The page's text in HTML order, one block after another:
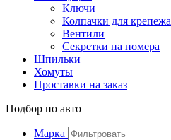
Ключи
Колпачки для крепежа
Вентили
Секретки на номера
Шпильки
Хомуты
Проставки на заказ
Подбор по авто
Марка